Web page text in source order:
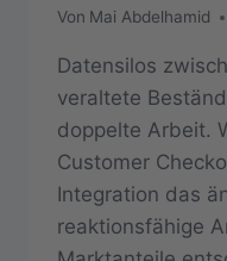
Von Mai Abdelhamid
Datensilos
veraltete
doppelte Arbeit.
Customer
Integration das
reaktionsfähige